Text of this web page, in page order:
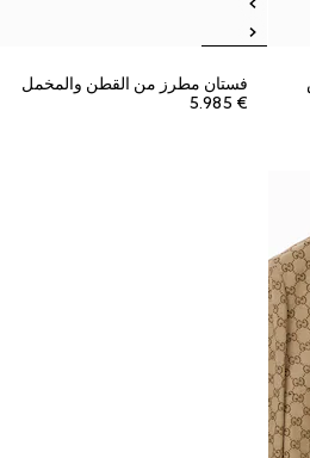
فستان مطرز من القطن والمخمل
€ 5.985